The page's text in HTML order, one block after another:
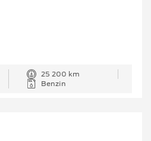
25 200 km
Benzin